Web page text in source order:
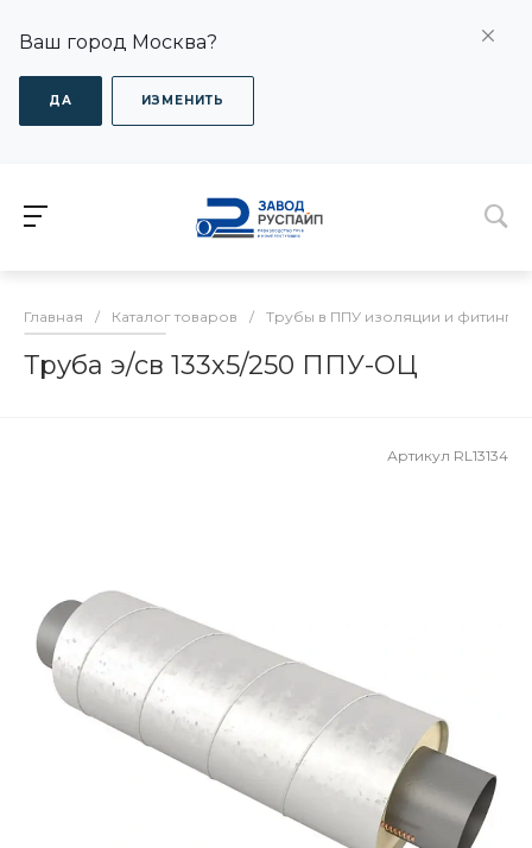
Ваш город Москва?
ДА ИЗМЕНИТЬ
Главная / Каталог товаров / Трубы в ППУ изоляции и фитинги
Труба э/св 133х5/250 ППУ-ОЦ
Артикул RL13134